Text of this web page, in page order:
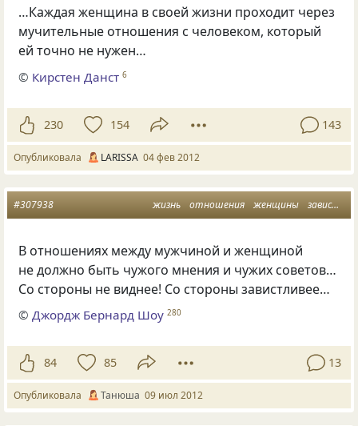
…Каждая женщина в своей жизни проходит через
мучительные отношения с человеком, который
ей точно не нужен…
© Кирстен Данст 6
230 154 143
Опубликовала LARISSA 04 фев 2012
жизнь отношения женщины зависть
#307938
В отношениях между мужчиной и женщиной
не должно быть чужого мнения и чужих советов…
Со стороны не виднее! Со стороны завистливее…
©Джордж Бернард Шоу 280
84 85 13
Опубликовала Танюша 09 июл 2012